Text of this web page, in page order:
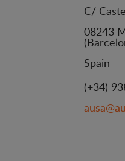
C/
08243
Spain
(+34)